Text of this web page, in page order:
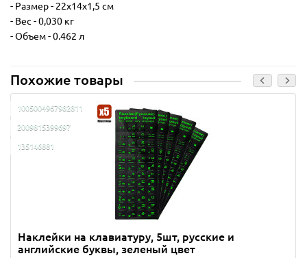
- Размер - 22х14х1,5 см
- Вес - 0,030 кг
- Объем - 0.462 л
Похожие товары
1005004967982811
2009815399697
135146881
Наклейки на клавиатуру, 5шт, русские и
английские буквы, зеленый цвет